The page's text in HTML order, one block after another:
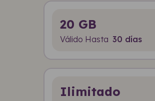
20 GB
Válido Hasta 30 días
Ilimitado